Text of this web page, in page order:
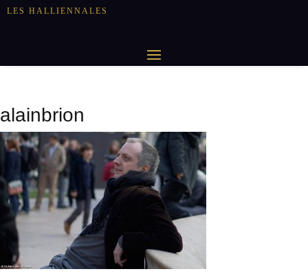
LES HALLIENNALES
alainbrion